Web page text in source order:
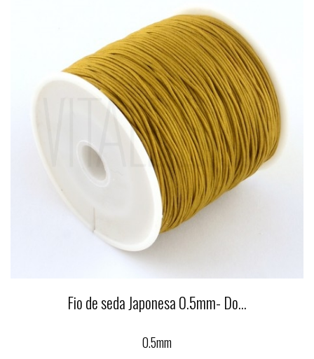
Fio de seda Japonesa 0.5mm- Do...
0.5mm